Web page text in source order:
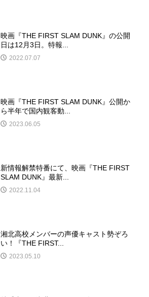
映画『THE FIRST SLAM DUNK』の公開
日は12月3日。特報...
2022.07.07
映画『THE FIRST SLAM DUNK』公開か
ら半年で国内観客動...
2023.06.05
新情報解禁特番にて、映画『THE FIRST
SLAM DUNK』最新...
2022.11.04
湘北高校メンバーの声優キャスト勢ぞろ
い！『THE FIRST...
2023.05.10